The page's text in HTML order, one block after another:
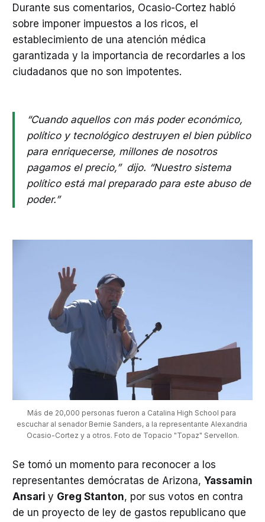
Durante sus comentarios, Ocasio-Cortez habló
sobre imponer impuestos a los ricos, el
establecimiento de una atención médica
garantizada y la importancia de recordarles a los
ciudadanos que no son impotentes.
“Cuando aquellos con más poder económico,
político y tecnológico destruyen el bien público
para enriquecerse, millones de nosotros
pagamos el precio,” dijo. “Nuestro sistema
político está mal preparado para este abuso de
poder.”
Más de 20,000 personas fueron a Catalina High School para
escuchar al senador Bernie Sanders, a la representante Alexandria
Ocasio-Cortez y a otros. Foto de Topacio "Topaz" Servellon.
Se tomó un momento para reconocer a los
representantes demócratas de Arizona, Yassamin
Ansari y Greg Stanton, por sus votos en contra
de un proyecto de ley de gastos republicano que